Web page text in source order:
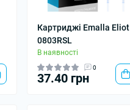
Картриджі Emalla Eliot
0803RSL
В наявності
0
37.40 грн